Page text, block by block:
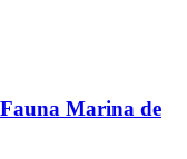
Marina de